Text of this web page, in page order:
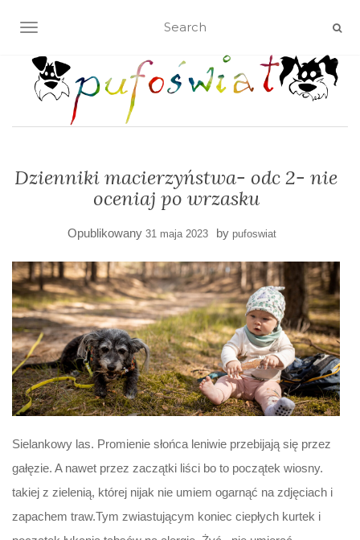
TOGGLE NAVIGATION
Dzienniki macierzyństwa- odc 2- nie
oceniaj po wrzasku
Opublikowany 31 maja 2023 by pufoswiat
Sielankowy las. Promienie słońca leniwie przebijają się przez
gałęzie. A nawet przez zaczątki liści bo to początek wiosny.
takiej z zielenią, której nijak nie umiem ogarnąć na zdjęciach i
zapachem traw.Tym zwiastującym koniec ciepłych kurtek i